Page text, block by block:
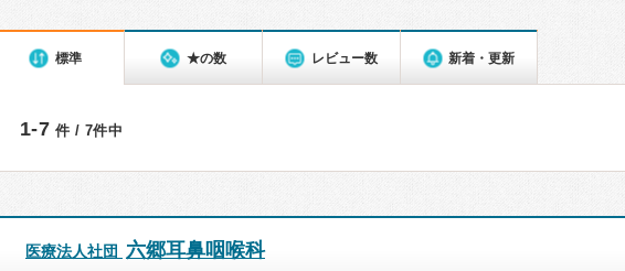
標準 ★の数 レビュー数 新着・更新
1-7 件 / 7件中
医療法人社団 六郷耳鼻咽喉科